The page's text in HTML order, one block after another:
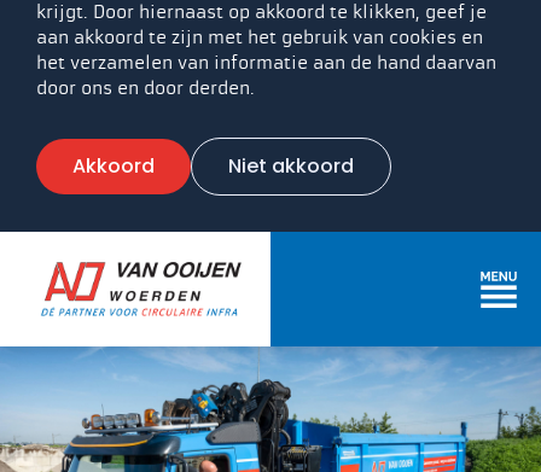
krijgt. Door hiernaast op akkoord te klikken, geef je
aan akkoord te zijn met het gebruik van cookies en
het verzamelen van informatie aan de hand daarvan
door ons en door derden.
Akkoord Niet akkoord